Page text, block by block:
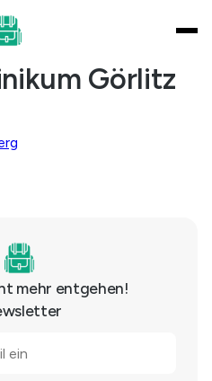
Görlitz
mehr entgehen!